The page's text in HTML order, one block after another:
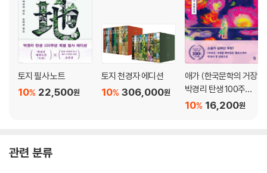
토지 필사 노트
22,500원
10%
토지 천경자 에디션
306,000원
10%
애가 (한국문학의 거장
박경리 탄생 100주년
기념 특별판)
16,200원
10%
관련 분류